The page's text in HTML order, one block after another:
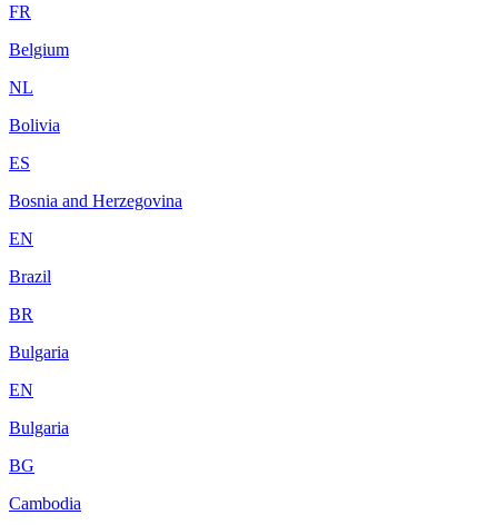
FR
Belgium
NL
Bolivia
ES
Bosnia and Herzegovina
EN
Brazil
BR
Bulgaria
EN
Bulgaria
BG
Cambodia